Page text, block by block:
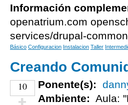
Información
openatrium.com
services/drupal-
Básico Configuracion Instalacion Taller
Creando
10 Ponente(s):
Ambiente: Aula: